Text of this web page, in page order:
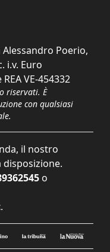
Poerio,
i.v. Euro
VE-454332
riservati. È
con qualsiasi
il nostro
o
.